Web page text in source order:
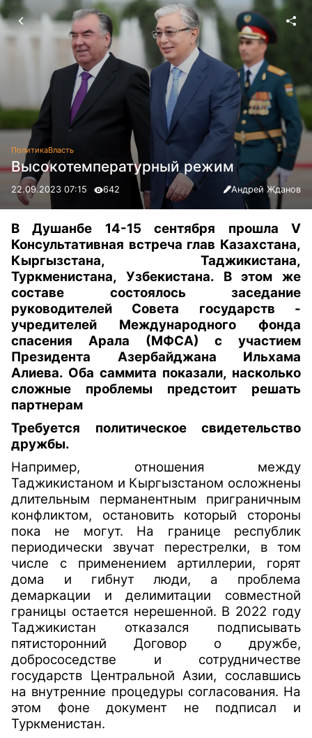
ПолитикаВласть
Высокотемпературный режим
22.09.2023 07:15 642 Андрей Жданов
В Душанбе 14-15 сентября прошла V
Консультативная встреча глав Казахстана,
Кыргызстана, Таджикистана,
Туркменистана, Узбекистана. В этом же
составе состоялось заседание
руководителей Совета государств -
учредителей Международного фонда
спасения Арала (МФСА) с участием
Президента Азербайджана Ильхама
Алиева. Оба саммита показали, насколько
сложные проблемы предстоит решать
партнерам
Требуется политическое свидетельство
дружбы.
Например, отношения между
Таджикистаном и Кыргызстаном осложнены
длительным перманентным приграничным
конфликтом, остановить который стороны
пока не могут. На границе республик
периодически звучат перестрелки, в том
числе с применением артиллерии, горят
дома и гибнут люди, а проблема
демаркации и делимитации совместной
границы остается нерешенной. В 2022 году
Таджикистан отказался подписывать
пятисторонний Договор о дружбе,
добрососедстве и сотрудничестве
государств Центральной Азии, сославшись
на внутренние процедуры согласования. На
этом фоне документ не подписал и
Туркменистан.